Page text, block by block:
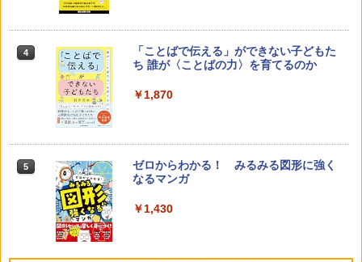
4
「ことばで伝える」ができない子どもた
ち 誰が〈ことばの力〉を育てるのか
￥1,870
5
ゼロからわかる！ みるみる図形に強く
なるマンガ
￥1,430